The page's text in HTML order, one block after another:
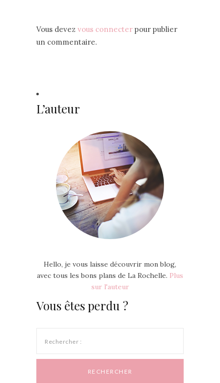
Vous devez vous connecter pour publier
un commentaire.
L’auteur
Hello, je vous laisse découvrir mon blog,
avec tous les bons plans de La Rochelle. Plus
sur l'auteur
Vous êtes perdu ?
Rechercher :